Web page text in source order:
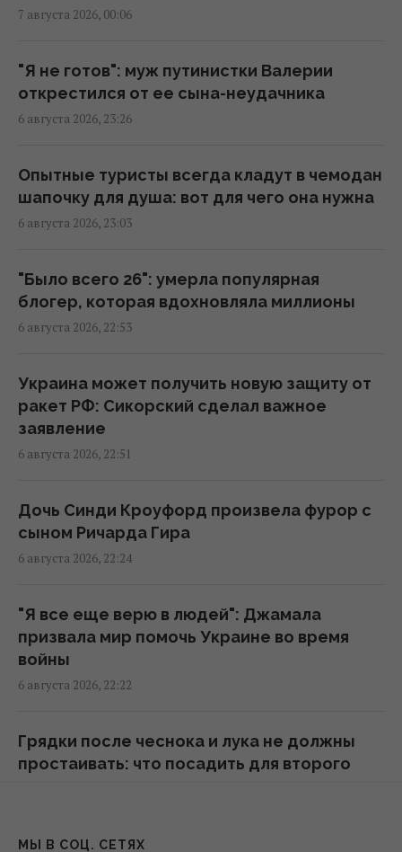
23:07 четверг, 06 августа 2026
Корецкий объявил об увеличении
заработной платы педагогов с 1 сентября
22:53 четверг, 06 августа 2026
Миф развенчан: сколько на самом деле
могут работать ядерные реакторы
22:12 четверг, 06 августа 2026
Такое оружие есть только у нескольких
стран: Зеленский о создании украинской
баллистики
"Динамо" одержало важную победу в
квалификации Лиги конференций
21:57 четверг, 06 августа 2026
Анчоусы или сардины: какая рыба
полезнее
21:47 четверг, 06 августа 2026
В Украину может поступить
противодроновая ракета CM-70 из Канады,
– СМИ
21:42 четверг, 06 августа 2026
Чем Украина может уничтожать
"Искандеры": эксперты назвали
7 августа 2026, 00:06
"Я не готов": муж путинистки Валерии
открестился от ее сына-неудачника
6 августа 2026, 23:26
Опытные туристы всегда кладут в чемодан
шапочку для душа: вот для чего она нужна
6 августа 2026, 23:03
"Было всего 26": умерла популярная
блогер, которая вдохновляла миллионы
6 августа 2026, 22:53
Украина может получить новую защиту от
ракет РФ: Сикорский сделал важное
заявление
6 августа 2026, 22:51
Дочь Синди Кроуфорд произвела фурор с
сыном Ричарда Гира
6 августа 2026, 22:24
"Я все еще верю в людей": Джамала
призвала мир помочь Украине во время
войны
6 августа 2026, 22:22
Грядки после чеснока и лука не должны
простаивать: что посадить для второго
МЫ В СОЦ. СЕТЯХ